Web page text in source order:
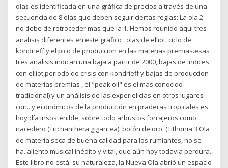
olas es identificada en una gráfica de precios a través de una
secuencia de 8 olas que deben seguir ciertas reglas: La ola 2
no debe de retroceder mas que la 1. Hemos reunido aqui tres
analisis diferentes en este grafico : olas de elliot, ciclo de
kondrieff y el pico de produccion en las materias premias.esas
tres analisis indican una baja a partir de 2000, bajas de indices
con elliot,periodo de crisis con kondrieff y bajas de produccion
de materias premias , el "peak oil" es el mas conocido .
tradicional) y un análisis de las experielicias en otros lugares
con.. y económicos de la producción en praderas tropicales es
hoy día insostenible, sobre todo arbustos forrajeros como
nacedero (Trichanthera gigantea), botón de oro. (Tithonia 3 Ola
de materia seca de buena calidad para los rumiantes, no se
ha. aliento musical inédito y vital, que aún hoy todavía perdura.
Este libro no está. su naturaleza, la Nueva Ola abrió un espacio